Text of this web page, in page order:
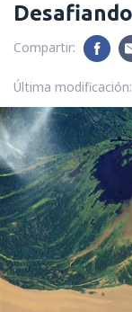
Compartir:
Última modificación: